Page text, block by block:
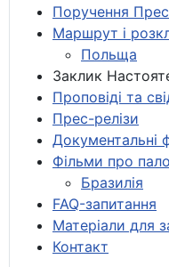
Поручення
Маршрут і
Польща
Заклик
Проповіді та
Прес-релізи
Документальні
Фільми про
Бразилія
FAQ-запитання
Матеріали для
Контакт